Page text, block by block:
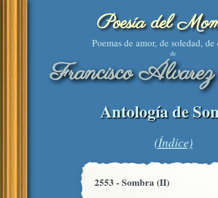
Poesía del
Poemas de amor, de soledad, de
de
Francisco
Antología de
(Índice)
2553 - Sombra (II)